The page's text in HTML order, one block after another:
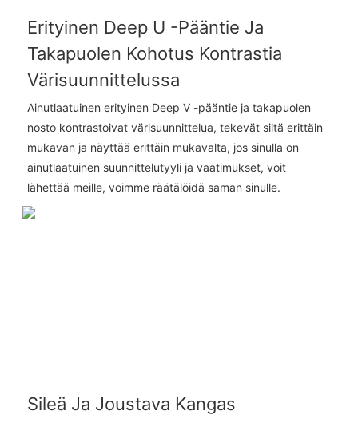
Erityinen Deep U -pääntie Ja
Takapuolen Kohotus Kontrastia
Värisuunnittelussa
Ainutlaatuinen erityinen Deep V -pääntie ja takapuolen
nosto kontrastoivat värisuunnittelua, tekevät siitä erittäin
mukavan ja näyttää erittäin mukavalta, jos sinulla on
ainutlaatuinen suunnittelutyyli ja vaatimukset, voit
lähettää meille, voimme räätälöidä saman sinulle.
Sileä Ja Joustava Kangas